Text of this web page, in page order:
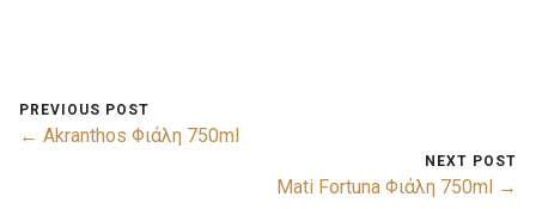
PREVIOUS POST
← Akranthos Φιάλη 750ml
NEXT POST
Mati Fortuna Φιάλη 750ml →